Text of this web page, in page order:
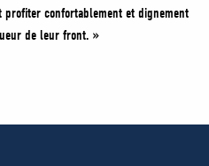
confortablement et dignement
de leur front. »